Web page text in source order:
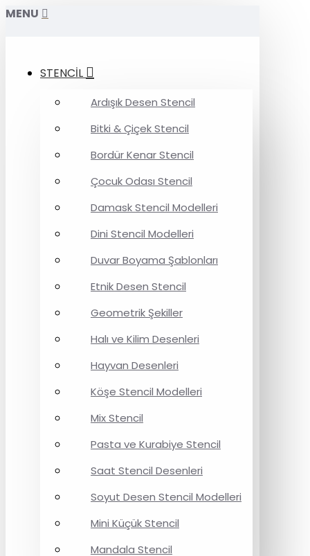
MENU
STENCİL
Ardışık Desen Stencil
Bitki & Çiçek Stencil
Bordür Kenar Stencil
Çocuk Odası Stencil
Damask Stencil Modelleri
Dini Stencil Modelleri
Duvar Boyama Şablonları
Etnik Desen Stencil
Geometrik Şekiller
Halı ve Kilim Desenleri
Hayvan Desenleri
Köşe Stencil Modelleri
Mix Stencil
Pasta ve Kurabiye Stencil
Saat Stencil Desenleri
Soyut Desen Stencil Modelleri
Mini Küçük Stencil
Mandala Stencil